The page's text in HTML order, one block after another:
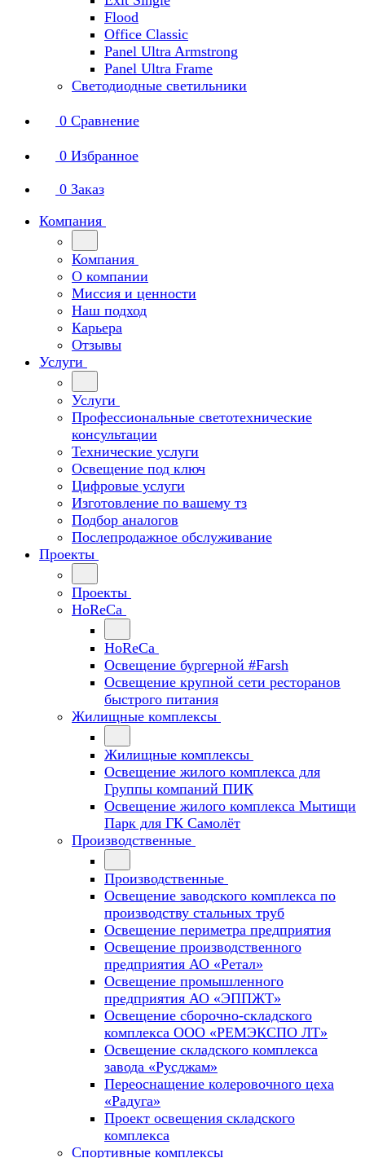
Flood
Office Classic
Panel Ultra Armstrong
Panel Ultra Frame
Светодиодные светильники
0 Сравнение
0 Избранное
0 Заказ
Компания
Компания
О компании
Миссия и ценности
Наш подход
Карьера
Отзывы
Услуги
Услуги
Профессиональные светотехнические
консультации
Технические услуги
Освещение под ключ
Цифровые услуги
Изготовление по вашему тз
Подбор аналогов
Послепродажное обслуживание
Проекты
Проекты
HoReCa
HoReCa
Освещение бургерной #Farsh
Освещение крупной сети ресторанов
быстрого питания
Жилищные комплексы
Жилищные комплексы
Освещение жилого комплекса для
Группы компаний ПИК
Освещение жилого комплекса Мытищи
Парк для ГК Самолёт
Производственные
Производственные
Освещение заводского комплекса по
производству стальных труб
Освещение периметра предприятия
Освещение производственного
предприятия АО «Ретал»
Освещение промышленного
предприятия АО «ЭППЖТ»
Освещение сборочно-складского
комплекса ООО «РЕМЭКСПО ЛТ»
Освещение складского комплекса
завода «Русджам»
Переоснащение колеровочного цеха
«Радуга»
Проект освещения складского
комплекса
Спортивные комплексы